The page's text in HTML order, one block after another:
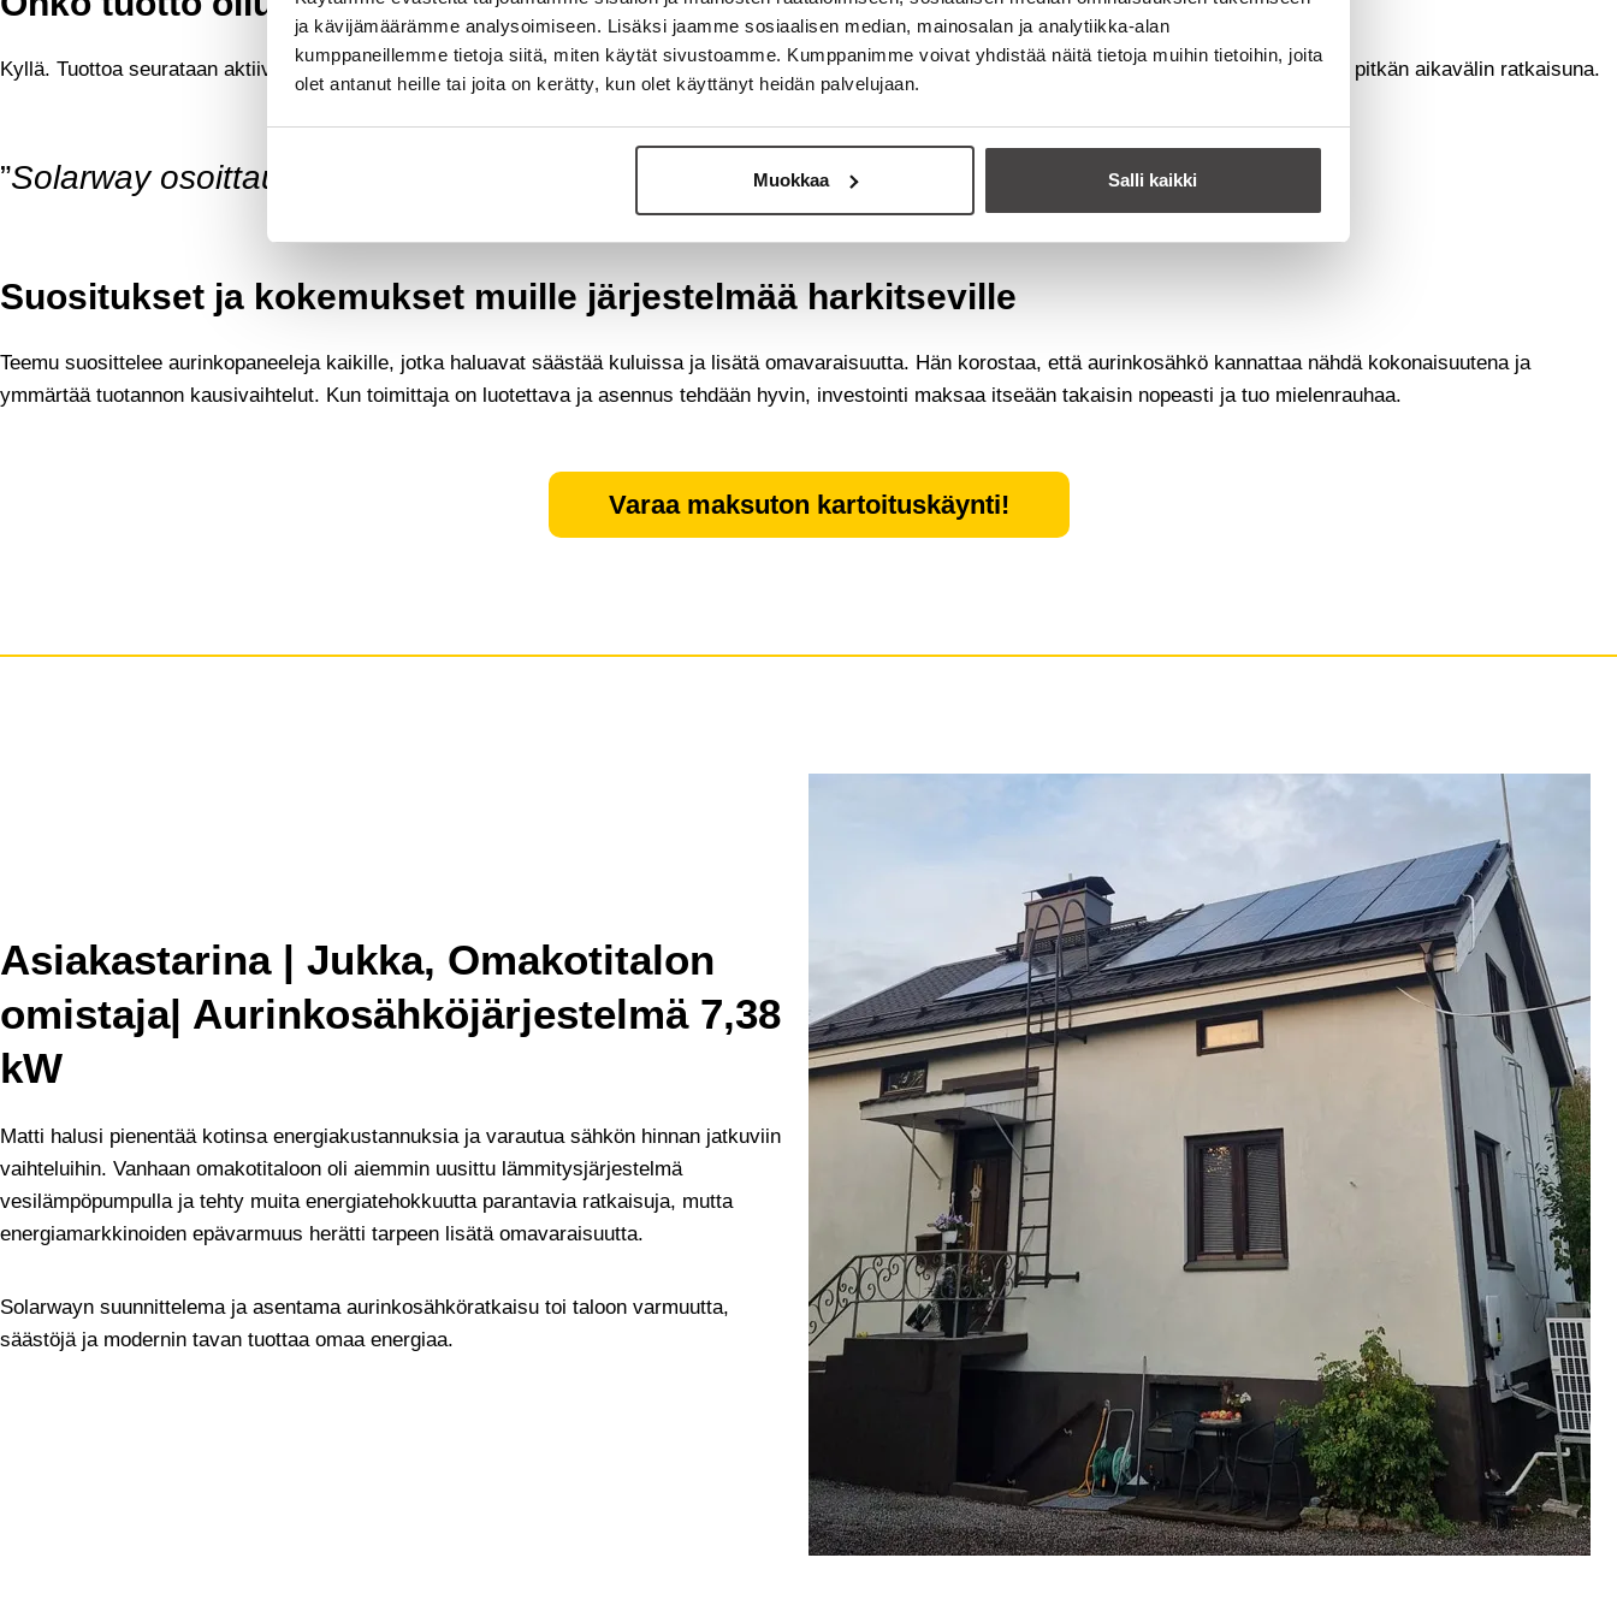
ja kävijämäärämme analysoimiseen. Lisäksi jaamme sosiaalisen median, mainosalan ja analytiikka-alan
kumppaneillemme tietoja siitä, miten käytät sivustoamme. Kumppanimme voivat yhdistää näitä tietoja muihin tietoihin, joita
olet antanut heille tai joita on kerätty, kun olet käyttänyt heidän palvelujaan.
Muokkaa Salli kaikki
Kyllä. Tuottoa seurataan aktiivisesti ja vaikutus sähkölaskuihin näkyi heti. Teemu kertoo olevansa erittäin tyytyväinen ja pitää kokonaisuutta järkevänä pitkän aikavälin ratkaisuna.
”Solarway osoittautui luotettavaksi kumppaniksi alusta loppuun.
Suositukset ja kokemukset muille järjestelmää harkitseville
Teemu suosittelee aurinkopaneeleja kaikille, jotka haluavat säästää kuluissa ja lisätä omavaraisuutta. Hän korostaa, että aurinkosähkö kannattaa nähdä kokonaisuutena ja
ymmärtää tuotannon kausivaihtelut. Kun toimittaja on luotettava ja asennus tehdään hyvin, investointi maksaa itseään takaisin nopeasti ja tuo mielenrauhaa.
Varaa maksuton kartoituskäynti!
Asiakastarina | Jukka, Omakotitalon
omistaja| Aurinkosähköjärjestelmä 7,38
kW
Matti halusi pienentää kotinsa energiakustannuksia ja varautua sähkön hinnan jatkuviin
vaihteluihin. Vanhaan omakotitaloon oli aiemmin uusittu lämmitysjärjestelmä
vesilämpöpumpulla ja tehty muita energiatehokkuutta parantavia ratkaisuja, mutta
energiamarkkinoiden epävarmuus herätti tarpeen lisätä omavaraisuutta.
Solarwayn suunnittelema ja asentama aurinkosähköratkaisu toi taloon varmuutta,
säästöjä ja modernin tavan tuottaa omaa energiaa.